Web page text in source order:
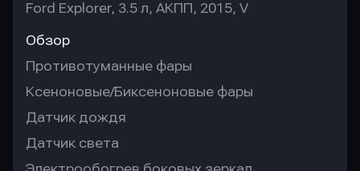
Ford Explorer, 3.5 л, АКПП, 2015, V
Обзор
Противотуманные фары
Ксеноновые/Биксеноновые фары
Датчик дождя
Датчик света